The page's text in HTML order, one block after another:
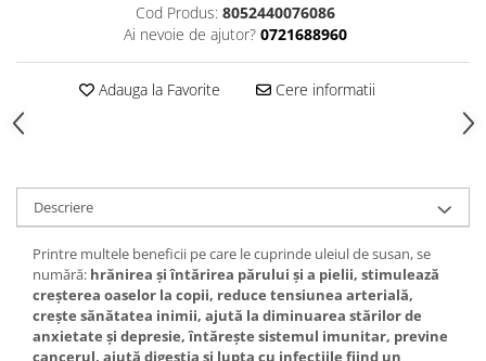
Cod Produs: 8052440076086
Ai nevoie de ajutor? 0721688960
Adauga la Favorite Cere informatii
Descriere
Printre multele beneficii pe care le cuprinde uleiul de susan, se
numără: hrănirea și întărirea părului și a pielii, stimulează
creșterea oaselor la copii, reduce tensiunea arterială,
crește sănătatea inimii, ajută la diminuarea stărilor de
anxietate și depresie, întărește sistemul imunitar, previne
cancerul, ajută digestia și lupta cu infecțiile fiind un